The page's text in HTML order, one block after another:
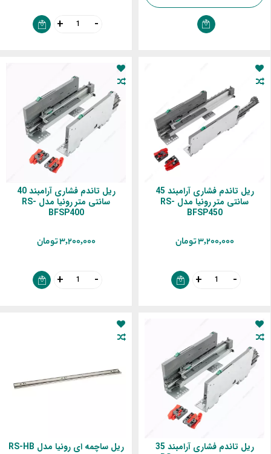
ریل تاندم فشاری آرامبند 45
سانتی متر رونیا مدل RS-
BFSP450
‎3,200,000 تومان
ریل تاندم فشاری آرامبند 40
سانتی متر رونیا مدل RS-
BFSP400
‎3,200,000 تومان
ریل تاندم فشاری آرامبند 35
ریل ساچمه‌ ای رونیا مدل RS-HB